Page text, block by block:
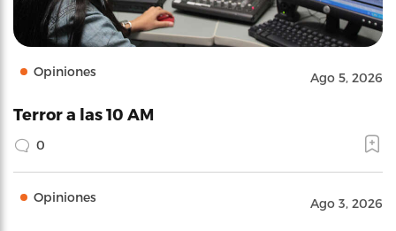
Opiniones Ago 5, 2026
Terror a las 10 AM
0
Opiniones Ago 3, 2026